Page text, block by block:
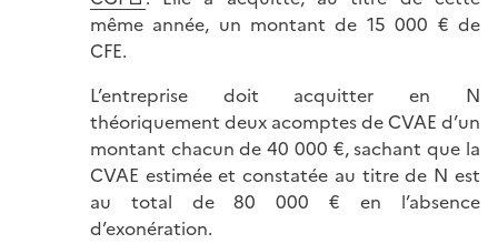
même année, un montant de 15 000 € de
CFE.
L’entreprise doit acquitter en N
théoriquement deux acomptes de CVAE d’un
montant chacun de 40 000 €, sachant que la
CVAE estimée et constatée au titre de N est
au total de 80 000 € en l’absence
d’exonération.